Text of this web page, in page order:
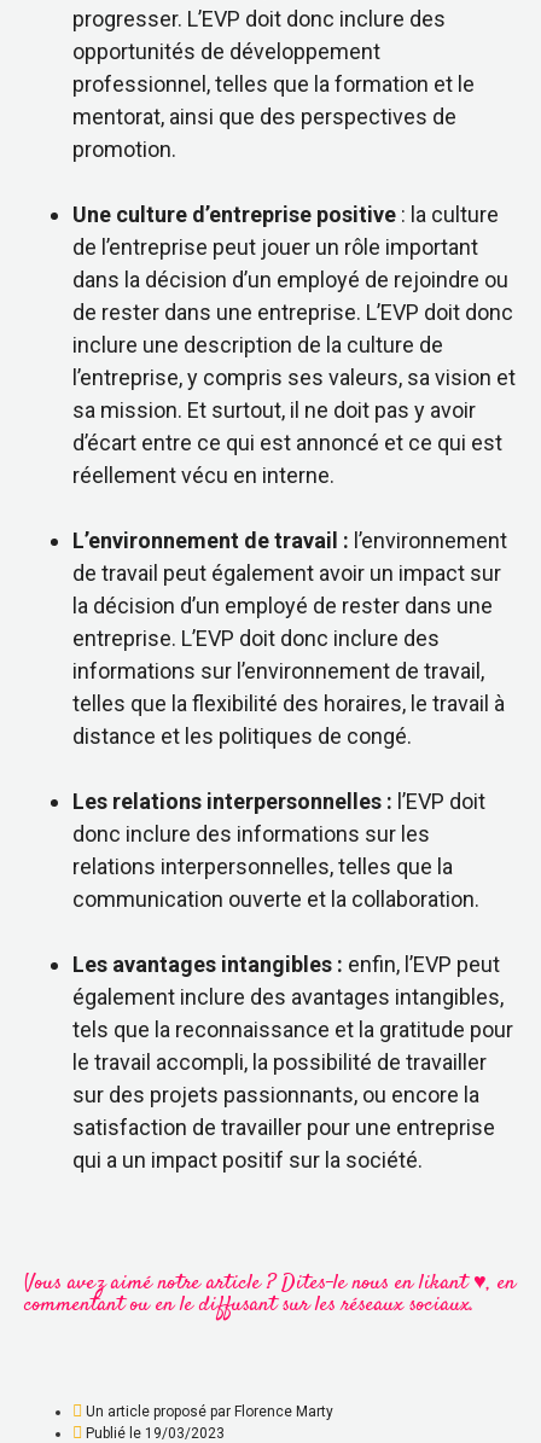
progresser. L’EVP doit donc inclure des
opportunités de développement
professionnel, telles que la formation et le
mentorat, ainsi que des perspectives de
promotion.
Une culture d’entreprise positive : la culture
de l’entreprise peut jouer un rôle important
dans la décision d’un employé de rejoindre ou
de rester dans une entreprise. L’EVP doit donc
inclure une description de la culture de
l’entreprise, y compris ses valeurs, sa vision et
sa mission. Et surtout, il ne doit pas y avoir
d’écart entre ce qui est annoncé et ce qui est
réellement vécu en interne.
L’environnement de travail : l’environnement
de travail peut également avoir un impact sur
la décision d’un employé de rester dans une
entreprise. L’EVP doit donc inclure des
informations sur l’environnement de travail,
telles que la flexibilité des horaires, le travail à
distance et les politiques de congé.
Les relations interpersonnelles : l’EVP doit
donc inclure des informations sur les
relations interpersonnelles, telles que la
communication ouverte et la collaboration.
Les avantages intangibles : enfin, l’EVP peut
également inclure des avantages intangibles,
tels que la reconnaissance et la gratitude pour
le travail accompli, la possibilité de travailler
sur des projets passionnants, ou encore la
satisfaction de travailler pour une entreprise
qui a un impact positif sur la société.
Vous avez aimé notre article ? Dites-le nous en likant ♥, en
commentant ou en le diffusant sur les réseaux sociaux.
Un article proposé par Florence Marty
Publié le 19/03/2023